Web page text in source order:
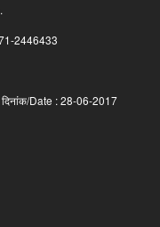
2446433
Date : 28-06-2017